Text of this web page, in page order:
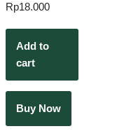
Rp18.000
Add to
cart
Buy Now